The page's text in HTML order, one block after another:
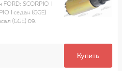
SCORPIO I
I седан (GGE)
(GGE) 09.
Купить